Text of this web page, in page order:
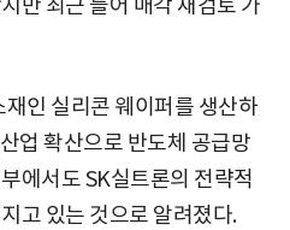
인 실리콘 웨이퍼를 생산하
업 확산으로 반도체 공급망
에서도 SK실트론의 전략적
고 있는 것으로 알려졌다.